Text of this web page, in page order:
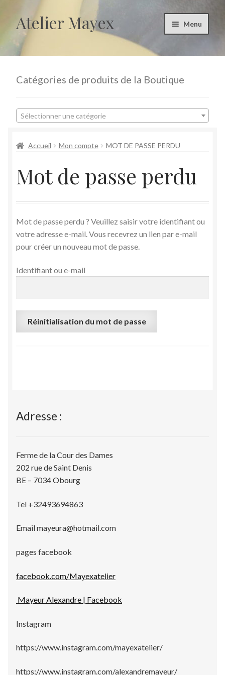
Aller
à
la
navigation
Aller
au
contenu
Atelier Mayex Menu
Accueil
Accueil
Panier
Validation de la commande
Catégories de produits de la Boutique
Sélectionner une catégorie
Accueil Mon compte MOT DE PASSE PERDU
Mot de passe perdu
Mot de passe perdu ? Veuillez saisir votre identifiant ou
votre adresse e-mail. Vous recevrez un lien par e-mail
pour créer un nouveau mot de passe.
Identifiant ou e-mail
Réinitialisation du mot de passe
Adresse :
Ferme de la Cour des Dames
202 rue de Saint Denis
BE – 7034 Obourg
Tel +32493694863
Email mayeura@hotmail.com
pages facebook
facebook.com/Mayexatelier
Mayeur Alexandre | Facebook
Instagram
https://www.instagram.com/mayexatelier/
https://www.instagram.com/alexandremayeur/